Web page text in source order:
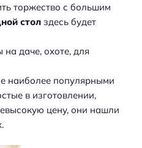
торжество с большим
стол здесь будет
даче, охоте, для
наиболее популярными
в изготовлении,
цену, они нашли